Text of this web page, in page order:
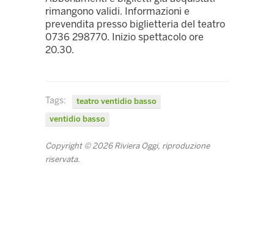
rimangono validi. Informazioni e
prevendita presso biglietteria del teatro
0736 298770. Inizio spettacolo ore
20.30.
Tags:
teatro ventidio basso
ventidio basso
Copyright © 2026 Riviera Oggi, riproduzione
riservata.